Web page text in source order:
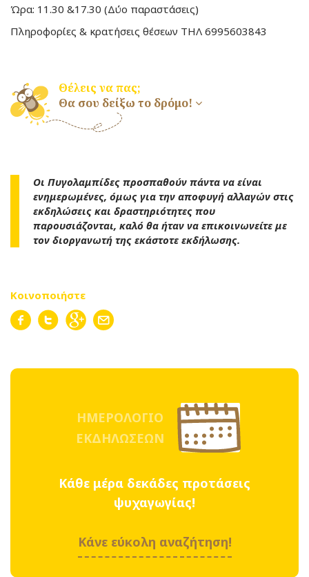
Ώρα: 11.30 &17.30 (Δύο παραστάσεις)
Πληροφορίες & κρατήσεις θέσεων ΤΗΛ 6995603843
Θέλεις να πας;
Θα σου δείξω το δρόμο!
Οι Πυγολαμπίδες προσπαθούν πάντα να είναι
ενημερωμένες, όμως για την αποφυγή αλλαγών στις
εκδηλώσεις και δραστηριότητες που
παρουσιάζονται, καλό θα ήταν να επικοινωνείτε με
τον διοργανωτή της εκάστοτε εκδήλωσης.
Κοινοποιήστε
ΗΜΕΡΟΛΟΓΙΟ
ΕΚΔΗΛΩΣΕΩΝ
Κάθε μέρα δεκάδες προτάσεις
ψυχαγωγίας!
Κάνε εύκολη αναζήτηση!